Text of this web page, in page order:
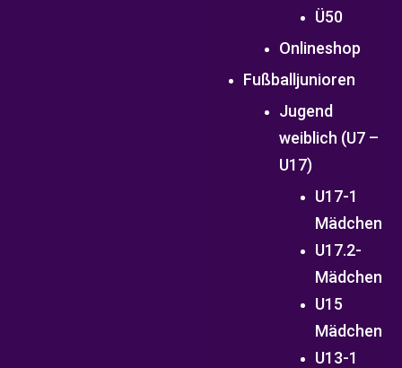
Ü50
Onlineshop
Fußballjunioren
Jugend
weiblich (U7 –
U17)
U17-1
Mädchen
U17.2-
Mädchen
U15
Mädchen
U13-1